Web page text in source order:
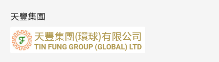
雙十字鏈系列
水波鏈系列
蛇骨鏈系列
鏈尾系列
耳環扣系列
耳綫/耳鈎系列
耳環爪頭
耳環
字母吊墜
相盒吊墜
項鏈吊墜
生肖吊墜
天豐集團